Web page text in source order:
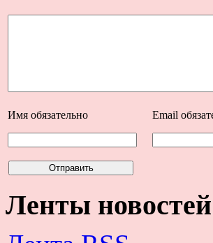
Имя обязательно Email
Ленты новостей